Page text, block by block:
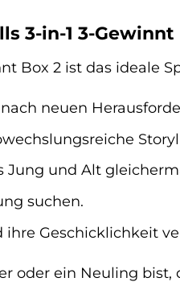
3-in-1 3-
Box 2 ist das ideale
neuen
Jung und Alt
suchen.
ihre Geschicklichkeit
oder ein Neuling